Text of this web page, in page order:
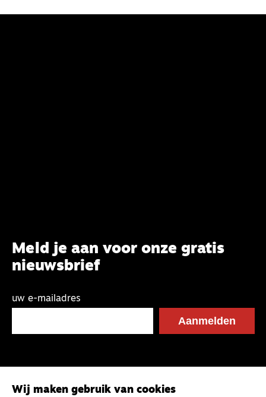
Meld je aan voor onze gratis
nieuwsbrief
uw e-mailadres
Wij maken gebruik van cookies